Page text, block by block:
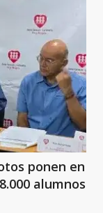
ponen en
alumnos